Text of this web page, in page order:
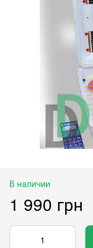
В наличии
1 990 грн